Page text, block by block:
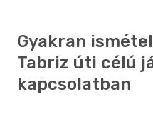
Gyakran
Tabriz úti célú
kapcsolatban